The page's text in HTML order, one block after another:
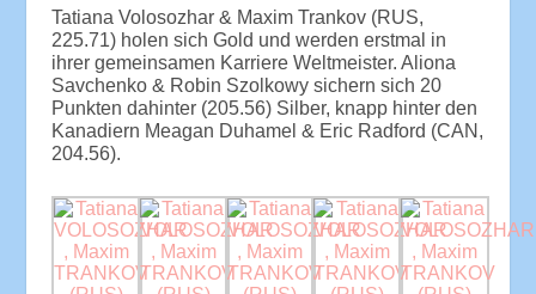
Tatiana Volosozhar & Maxim Trankov (RUS,
225.71) holen sich Gold und werden erstmal in
ihrer gemeinsamen Karriere Weltmeister. Aliona
Savchenko & Robin Szolkowy sichern sich 20
Punkten dahinter (205.56) Silber, knapp hinter den
Kanadiern Meagan Duhamel & Eric Radford (CAN,
204.56).